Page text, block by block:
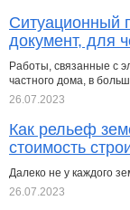
Ситуационный
документ, для
Работы, связанные с
частного дома, в
26.07.2023
Как рельеф
стоимость
Далеко не у каждого
26.07.2023